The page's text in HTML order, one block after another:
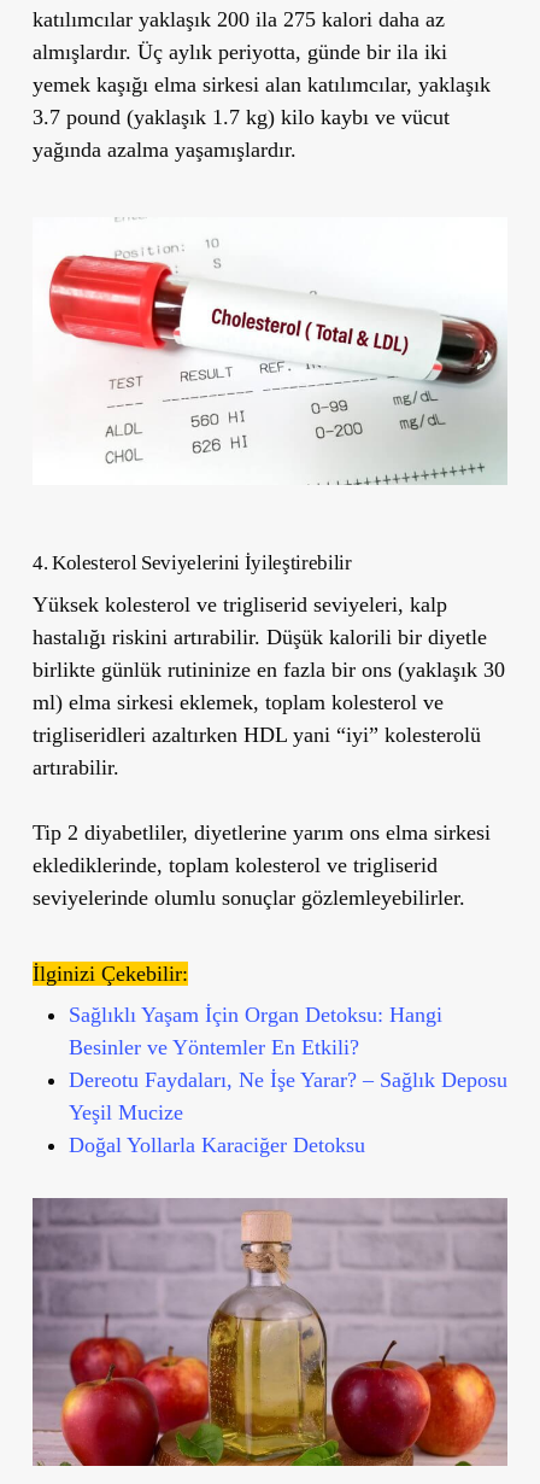
katılımcılar yaklaşık 200 ila 275 kalori daha az
almışlardır. Üç aylık periyotta, günde bir ila iki
yemek kaşığı elma sirkesi alan katılımcılar, yaklaşık
3.7 pound (yaklaşık 1.7 kg) kilo kaybı ve vücut
yağında azalma yaşamışlardır.
4. Kolesterol Seviyelerini İyileştirebilir
Yüksek kolesterol ve trigliserid seviyeleri, kalp
hastalığı riskini artırabilir. Düşük kalorili bir diyetle
birlikte günlük rutininize en fazla bir ons (yaklaşık 30
ml) elma sirkesi eklemek, toplam kolesterol ve
trigliseridleri azaltırken HDL yani “iyi” kolesterolü
artırabilir.
Tip 2 diyabetliler, diyetlerine yarım ons elma sirkesi
eklediklerinde, toplam kolesterol ve trigliserid
seviyelerinde olumlu sonuçlar gözlemleyebilirler.
İlginizi Çekebilir:
Sağlıklı Yaşam İçin Organ Detoksu: Hangi
Besinler ve Yöntemler En Etkili?
Dereotu Faydaları, Ne İşe Yarar? – Sağlık Deposu
Yeşil Mucize
Doğal Yollarla Karaciğer Detoksu